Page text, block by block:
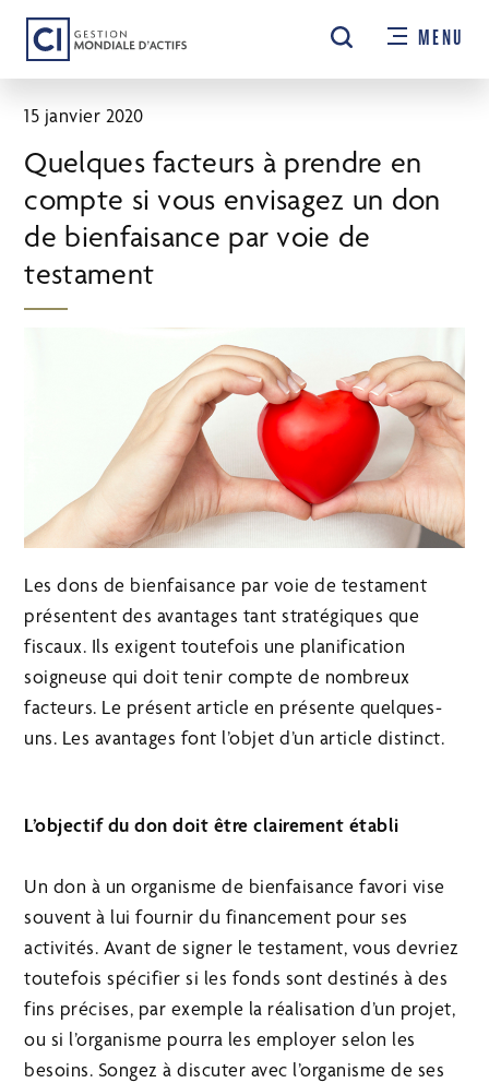
Passer
contenu
principal
MENU
15 janvier 2020
Quelques facteurs à prendre en
compte si vous envisagez un don
de bienfaisance par voie de
testament
Les dons de bienfaisance par voie de testament
présentent des avantages tant stratégiques que
fiscaux. Ils exigent toutefois une planification
soigneuse qui doit tenir compte de nombreux
facteurs. Le présent article en présente quelques-
uns. Les avantages font l’objet d’un article distinct.
L’objectif du don doit être clairement établi
Un don à un organisme de bienfaisance favori vise
souvent à lui fournir du financement pour ses
activités. Avant de signer le testament, vous devriez
toutefois spécifier si les fonds sont destinés à des
fins précises, par exemple la réalisation d’un projet,
ou si l’organisme pourra les employer selon les
besoins. Songez à discuter avec l’organisme de ses